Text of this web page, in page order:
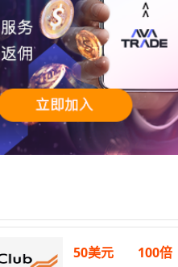
50美元 100倍